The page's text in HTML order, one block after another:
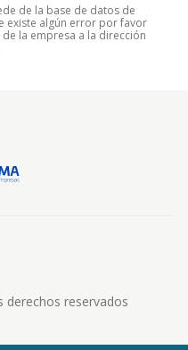
de la base de datos de
existe algún error por favor
la empresa a la dirección
derechos reservados